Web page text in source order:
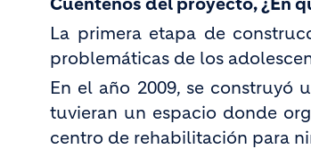
La primera etapa de
problemáticas de los
En el año 2009, se
tuvieran un espacio donde
centro de rehabilitación para